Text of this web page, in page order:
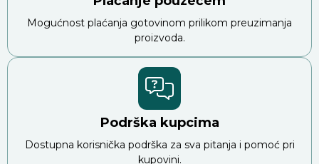
Mogućnost plaćanja gotovinom prilikom preuzimanja
proizvoda.
Podrška kupcima
Dostupna korisnička podrška za sva pitanja i pomoć pri
kupovini.